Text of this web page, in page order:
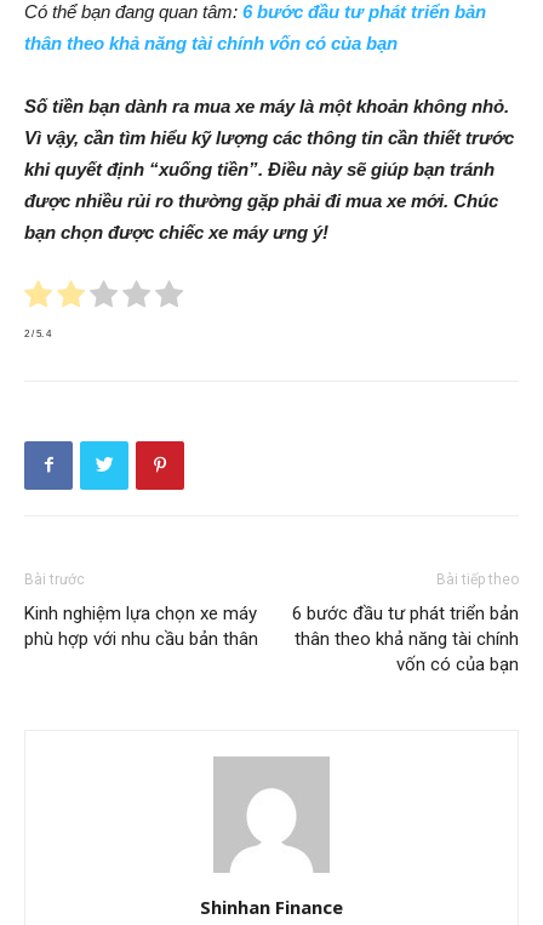
Có thể bạn đang quan tâm: 6 bước đầu tư phát triển bản
thân theo khả năng tài chính vốn có của bạn
Số tiền bạn dành ra mua xe máy là một khoản không nhỏ.
Vì vậy, cần tìm hiểu kỹ lượng các thông tin cần thiết trước
khi quyết định “xuống tiền”. Điều này sẽ giúp bạn tránh
được nhiều rủi ro thường gặp phải đi mua xe mới. Chúc
bạn chọn được chiếc xe máy ưng ý!
2 / 5. 4
Bài trước
Kinh nghiệm lựa chọn xe máy
phù hợp với nhu cầu bản thân
Bài tiếp theo
6 bước đầu tư phát triển bản
thân theo khả năng tài chính
vốn có của bạn
Shinhan Finance